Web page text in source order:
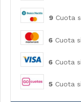
9Cuota
6Cuota
6Cuota
5Cuota